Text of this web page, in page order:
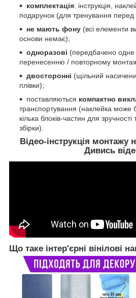
комплектація: інструкція,
подарунок (для тренування
не мають фону (всі елементи
основи немає);
одноразові (передбачено одне
перенесенню / повторному
двосторонні (щільний
плівки);
поставляються компактно
транспортування (наклейка може
кілька блоків-частин для
збірки).
Відео-інструкція монтажу
Дивись
Що таке інтер'єрні вінілові